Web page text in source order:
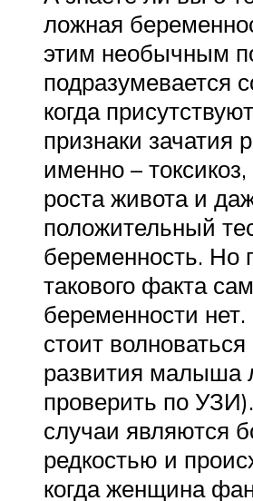
ложная
этим необычным
подразумевается
когда
признаки зачатия
именно –
роста живота и
положительный
беременность. Но
такового факта
беременности
стоит
развития малыша
проверить по
случаи являются
редкостью и
когда женщина